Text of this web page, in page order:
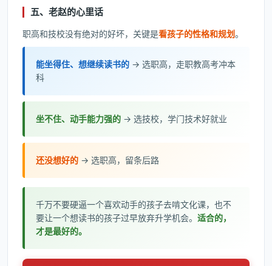
五、老赵的心里话
职高和技校没有绝对的好坏，关键是看孩子的性格和规划。
能坐得住、想继续读书的 → 选职高，走职教高考冲本
科
坐不住、动手能力强的 → 选技校，学门技术好就业
还没想好的 → 选职高，留条后路
千万不要硬逼一个喜欢动手的孩子去啃文化课，也不
要让一个想读书的孩子过早放弃升学机会。 适合的，
才是最好的。